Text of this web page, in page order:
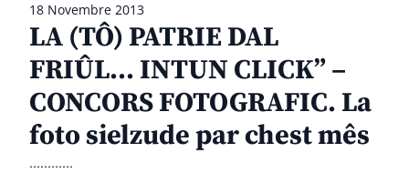
18 Novembre 2013
LA (TÔ) PATRIE DAL
FRIÛL… INTUN CLICK” –
CONCORS FOTOGRAFIC. La
foto sielzude par chest mês
............